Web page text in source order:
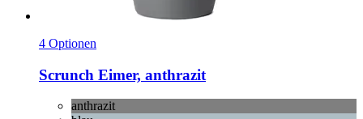
4 Optionen
Scrunch Eimer, anthrazit
anthrazit